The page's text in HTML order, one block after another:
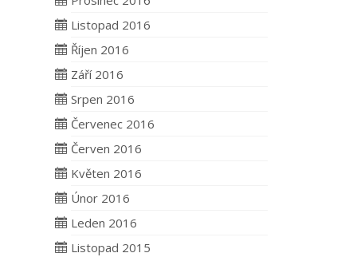
Listopad 2016
Říjen 2016
Září 2016
Srpen 2016
Červenec 2016
Červen 2016
Květen 2016
Únor 2016
Leden 2016
Listopad 2015